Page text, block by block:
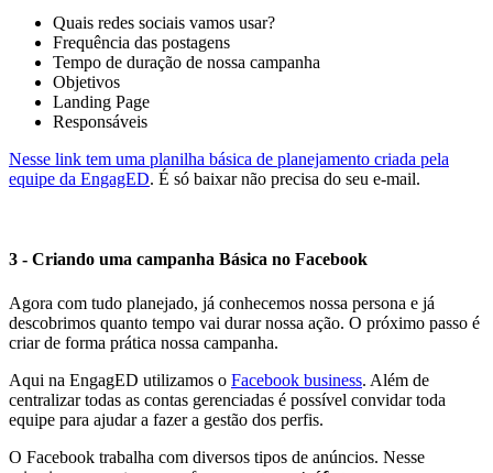
Quais redes sociais vamos usar?
Frequência das postagens
Tempo de duração de nossa campanha
Objetivos
Landing Page
Responsáveis
Nesse link tem uma planilha básica de planejamento criada pela
equipe da EngagED. É só baixar não precisa do seu e-mail.
3 - Criando uma campanha Básica no Facebook
Agora com tudo planejado, já conhecemos nossa persona e já
descobrimos quanto tempo vai durar nossa ação. O próximo passo é
criar de forma prática nossa campanha.
Aqui na EngagED utilizamos o Facebook business. Além de
centralizar todas as contas gerenciadas é possível convidar toda
equipe para ajudar a fazer a gestão dos perfis.
O Facebook trabalha com diversos tipos de anúncios. Nesse